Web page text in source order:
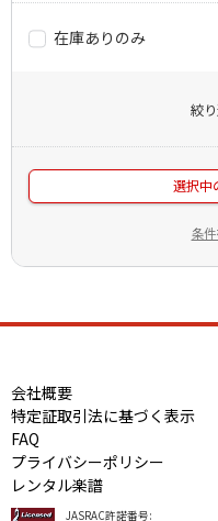
在庫ありのみ
絞
選択中
条
会社概要
特定証取引法に基づく表示
FAQ
プライバシーポリシー
レンタル楽譜
JASRAC許諾番号: